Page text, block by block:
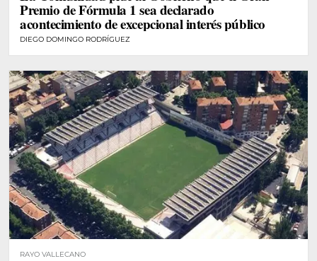
Premio de Fórmula 1 sea declarado
acontecimiento de excepcional interés público
DIEGO DOMINGO RODRÍGUEZ
RAYO VALLECANO